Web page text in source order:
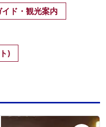
イド・観光案内
)